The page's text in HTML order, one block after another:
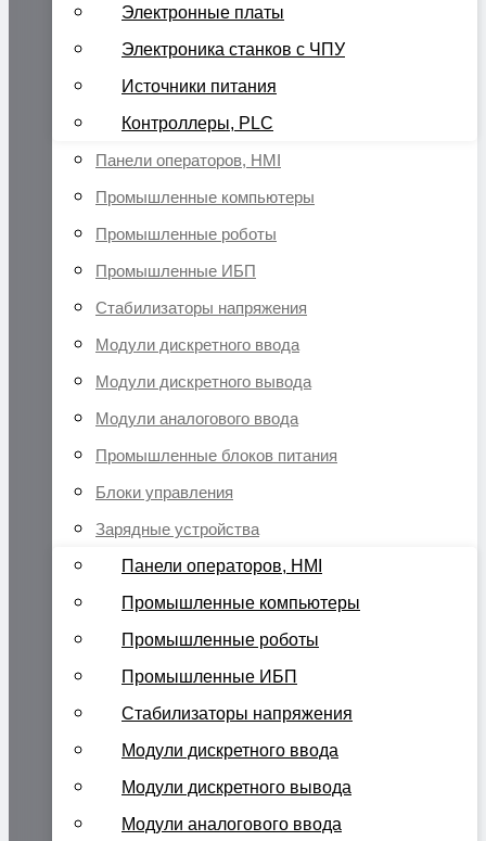
Электронные платы
Электроника станков с ЧПУ
Источники питания
Контроллеры, PLC
Панели операторов, HMI
Промышленные компьютеры
Промышленные роботы
Промышленные ИБП
Стабилизаторы напряжения
Модули дискретного ввода
Модули дискретного вывода
Модули аналогового ввода
Промышленные блоков питания
Блоки управления
Зарядные устройства
Панели операторов, HMI
Промышленные компьютеры
Промышленные роботы
Промышленные ИБП
Стабилизаторы напряжения
Модули дискретного ввода
Модули дискретного вывода
Модули аналогового ввода